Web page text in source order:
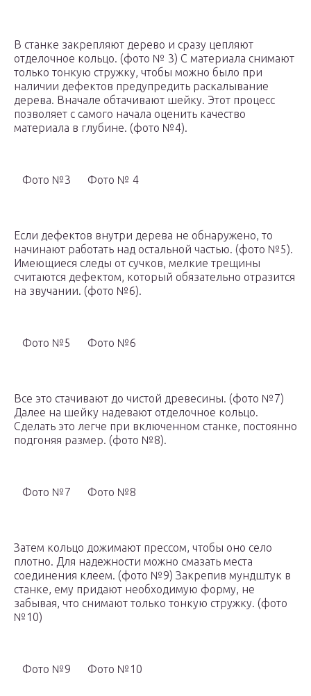
В станке закрепляют дерево и сразу цепляют
отделочное кольцо. (фото № 3) С материала снимают
только тонкую стружку, чтобы можно было при
наличии дефектов предупредить раскалывание
дерева. Вначале обтачивают шейку. Этот процесс
позволяет с самого начала оценить качество
материала в глубине. (фото №4).
Фото №3 Фото № 4
Если дефектов внутри дерева не обнаружено, то
начинают работать над остальной частью. (фото №5).
Имеющиеся следы от сучков, мелкие трещины
считаются дефектом, который обязательно отразится
на звучании. (фото №6).
Фото №5 Фото №6
Все это стачивают до чистой древесины. (фото №7)
Далее на шейку надевают отделочное кольцо.
Сделать это легче при включенном станке, постоянно
подгоняя размер. (фото №8).
Фото №7 Фото №8
Затем кольцо дожимают прессом, чтобы оно село
плотно. Для надежности можно смазать места
соединения клеем. (фото №9) Закрепив мундштук в
станке, ему придают необходимую форму, не
забывая, что снимают только тонкую стружку. (фото
№10)
Фото №9 Фото №10